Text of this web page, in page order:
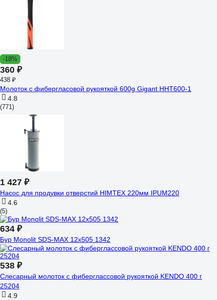
-18%
360 ₽
438 ₽
Молоток с фибергласовой рукояткой 600g Gigant HHT600-1
4.8
(771)
1 427 ₽
Насос для продувки отверстий HIMTEX 220мм IPUM220
4.6
(5)
634 ₽
Бур Monolit SDS-MAX 12x505 1342
538 ₽
Слесарный молоток с фиберглассовой рукояткой KENDO 400 г
25204
4.9